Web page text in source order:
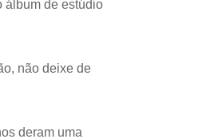
álbum de estúdio
não deixe de
deram uma